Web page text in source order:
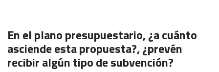
En el plano presupuestario, ¿a cuánto
asciende esta propuesta?, ¿prevén
recibir algún tipo de subvención?